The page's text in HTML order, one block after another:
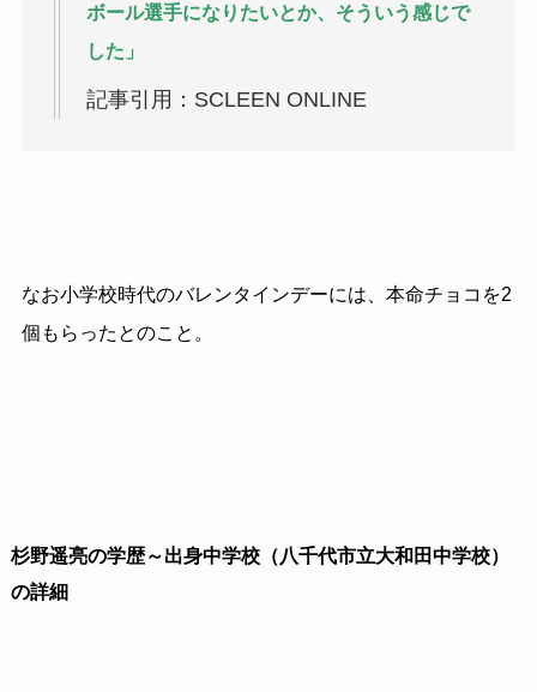
ボール選手になりたいとか、そういう感じで
した」
記事引用：SCLEEN ONLINE
なお小学校時代のバレンタインデーには、本命チョコを2
個もらったとのこと。
杉野遥亮の学歴～出身中学校（八千代市立大和田中学校）
の詳細